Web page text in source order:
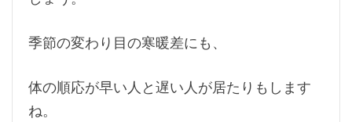
季節の変わり目の寒暖差にも、
体の順応が早い人と遅い人が居たりもします
ね。